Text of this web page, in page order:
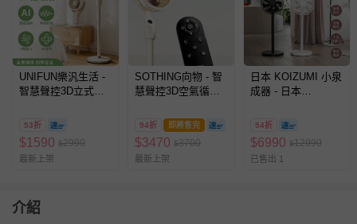
UNIFUN樂汎生活 -
智慧聲控3D立式循
53折
$1590 $2990
最新上架
SOTHING向物 - 智
慧聲控3D空氣循環
94折 即將售完
$3470 $3700
最新上架
日本 KOIZUMI 小泉
成器 - 日本
離子無線電風扇 (黑/
白)-黑色、白
色-3.7kg
54折
$6990 $12990
已售出 1
介紹